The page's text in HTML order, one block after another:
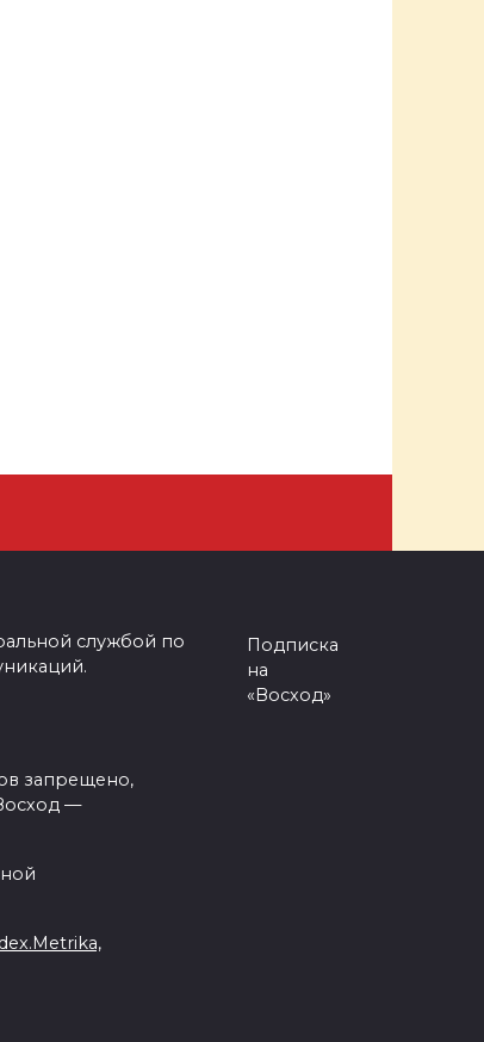
службой по
запрещено,
—
Подписка
на
«Восход»